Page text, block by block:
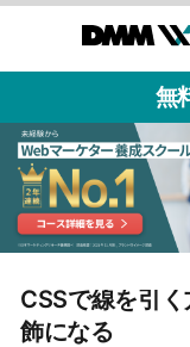
無
CSSで線を引
飾になる